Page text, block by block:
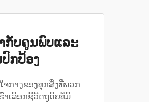
ກັບຄູນພົບແລະ
ກປ້ອງ
ກາງຂອງທຸກສິ່ງທີ່ພວກ
າເລືອກຊື້ວັດຖຸດິບທີ່ມີ